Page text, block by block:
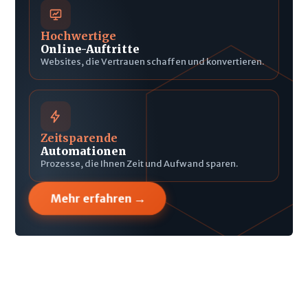
Hochwertige
Online-Auftritte
Websites, die Vertrauen schaffen und konvertieren.
Zeitsparende
Automationen
Prozesse, die Ihnen Zeit und Aufwand sparen.
Mehr erfahren →